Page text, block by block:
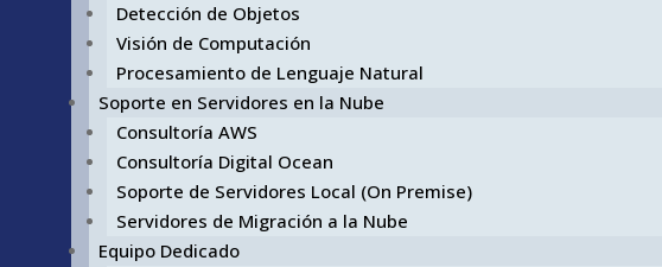
Detección de Objetos
Visión de Computación
Procesamiento de Lenguaje Natural
Soporte en Servidores en la Nube
Consultoría AWS
Consultoría Digital Ocean
Soporte de Servidores Local (On Premise)
Servidores de Migración a la Nube
Equipo Dedicado